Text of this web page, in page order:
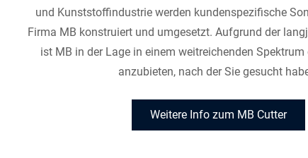
und Kunststoffindustrie werden kundenspezifische
Firma MB konstruiert und umgesetzt. Aufgrund der
ist MB in der Lage in einem weitreichenden
anzubieten, nach der Sie gesucht
Weitere Info zum MB Cutter